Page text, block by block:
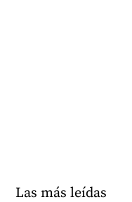
Las más leídas